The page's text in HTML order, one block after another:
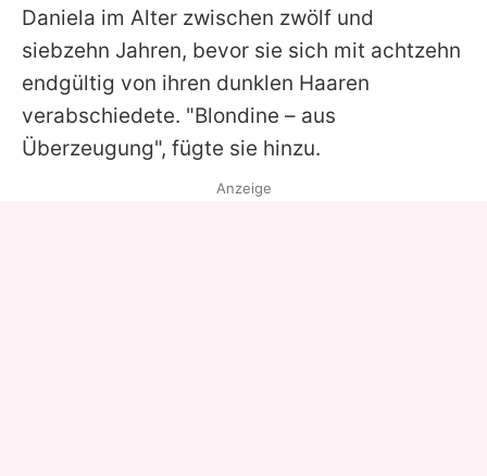
Utiq verwalten
Daniela im Alter zwischen zwölf und
siebzehn Jahren, bevor sie sich mit achtzehn
endgültig von ihren dunklen Haaren
verabschiedete. "Blondine – aus
Überzeugung", fügte sie hinzu.
Anzeige